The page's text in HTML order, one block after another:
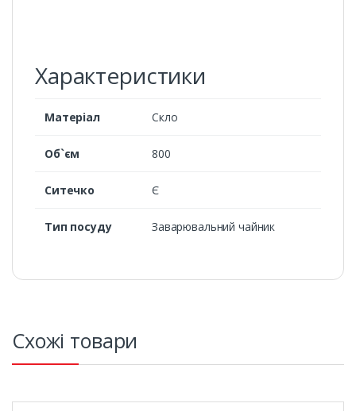
Характеристики
Матеріал Скло
Об`єм 800
Ситечко Є
Тип посуду Заварювальний чайник
Схожі товари